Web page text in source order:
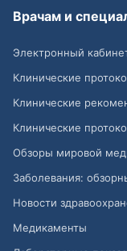
Врачам и
Электронный
Клинические
Клинические
Клинические
Обзоры мировой
Заболевания:
Новости
Медикаменты